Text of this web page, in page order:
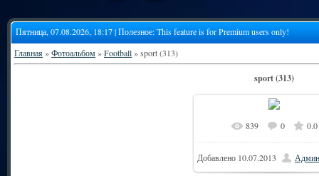
Пятница, 07.08.2026, 18:17 | Полезное:This feature is for Premium users only!
Главная»Фотоальбом»Football» sport (313)
sport (313)
839 0 0.0
Добавлено 10.07.2013